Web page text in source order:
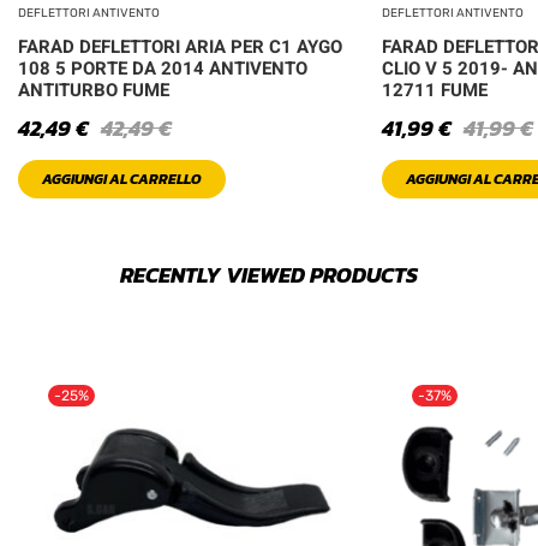
DEFLETTORI ANTIVENTO
FARAD DEFLETTORI ARIA PER C1 AYGO
108 5 PORTE DA 2014 ANTIVENTO
ANTITURBO FUME
42,49€
42,49€
AGGIUNGI AL CARRELLO
DEFLETTORI ANTIVENTO
FARAD
CLIO V 5 2019-
12711 FUME
41,99€
41,99€
AGGIUNGI AL
RECENTLY VIEWED PRODUCTS
-25% -37%